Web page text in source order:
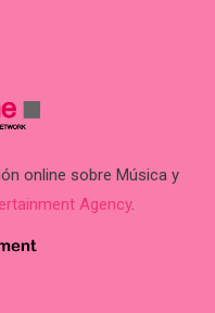
online sobre Música y
Agency.